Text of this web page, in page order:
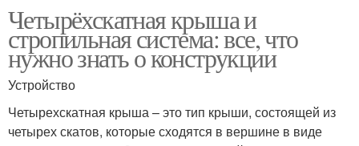
Четырёхскатная крыша и
стропильная система: все, что
нужно знать о конструкции
Устройство
Четырехскатная крыша – это тип крыши, состоящей из
четырех скатов, которые сходятся в вершине в виде